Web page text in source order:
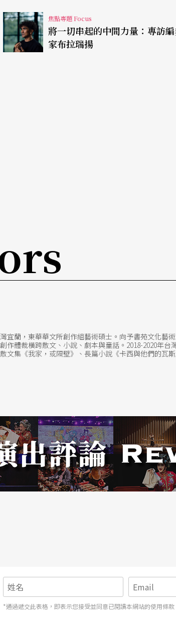
焦點專題 Focus
將一切串起的中間力量：專訪
家布拉瑞揚
宜蘭，東華華文所創作組藝術碩士。向予書苑文化藝
作體裁橫跨散文、小說、劇本與童話。2018-2020年
文集《我家，或隔壁》、長篇小說《卡西與他們的瓦斯
*通過遞交此表格，即表示您接受並同意已閱讀本網站的使用條